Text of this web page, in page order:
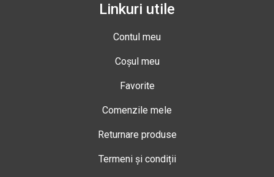
Linkuri utile
Contul meu
Coșul meu
Favorite
Comenzile mele
Returnare produse
Termeni și condiții